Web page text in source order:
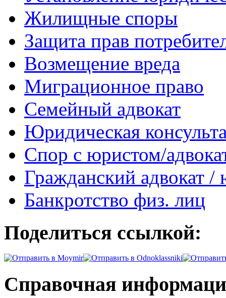
Жилищные споры
Защита прав
Возмещение вреда
Миграционное право
Семейный адвокат
Юридическая
Спор с юристом/
Гражданский адвокат /
Банкротство физ. лиц
Поделиться ссылкой:
Справочная